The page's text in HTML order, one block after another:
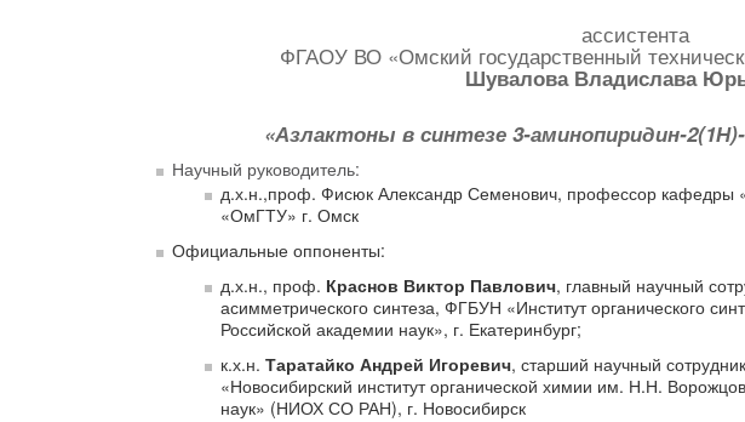
ассистента
ФГАОУ ВО «Омский государственный
Шувалова Владислава
«Азлактоны в синтезе 3-аминопиридин-
Научный руководитель:
д.х.н.,проф. Фисюк Александр Семенович, профессор кафедры
«ОмГТУ» г. Омск
Официальные оппоненты:
д.х.н., проф. Краснов Виктор Павлович, главный научный
асимметрического синтеза, ФГБУН «Институт органического
Российской академии наук», г. Екатеринбург;
к.х.н. Таратайко Андрей Игоревич, старший научный
«Новосибирский институт органической химии им. Н.Н.
наук» (НИОХ СО РАН), г. Новосибирск